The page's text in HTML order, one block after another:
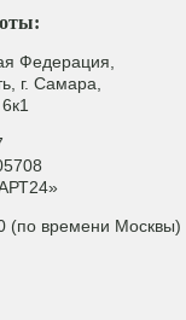
Федерация,
г. Самара,
(по времени Москвы)